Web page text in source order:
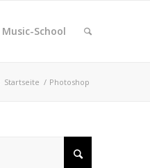
Music-School
Startseite / Photoshop